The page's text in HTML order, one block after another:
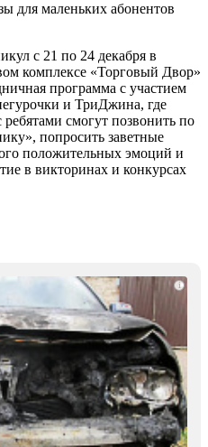
для маленьких абонентов
с 21 по 24 декабря в
комплексе «Торговый Двор»
программа с участием
и ТриДжина, где
смогут позвонить по
попросить заветные
положительных эмоций и
в викторинах и конкурсах
i